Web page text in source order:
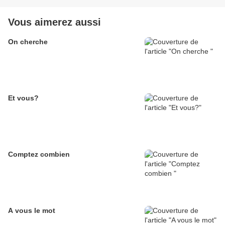
Vous aimerez aussi
On cherche
Et vous?
Comptez combien
A vous le mot